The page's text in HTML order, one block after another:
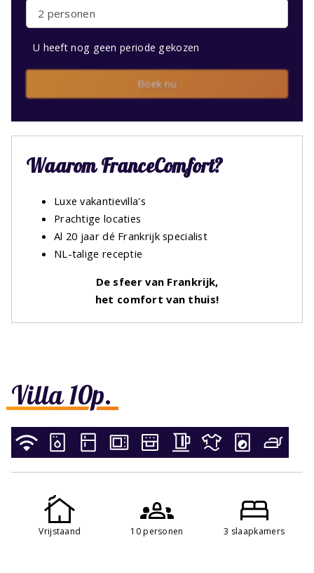
Villa 10p.
Vrijstaand 10 personen 3 slaapkamers
2 personen
U heeft nog geen periode gekozen
Boek nu
Waarom FranceComfort?
Luxe vakantievilla's
Prachtige locaties
Al 20 jaar dé Frankrijk specialist
NL-talige receptie
De sfeer van Frankrijk,
het comfort van thuis!